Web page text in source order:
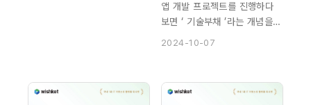
앱 개발 프로젝트를 진행하다
보면 ‘ 기술부채 ’라는 개념을
부채로 작업에 시간이 더 필요
하다.”
2024-10-07